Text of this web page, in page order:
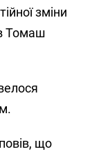
зміни
Томаш
що